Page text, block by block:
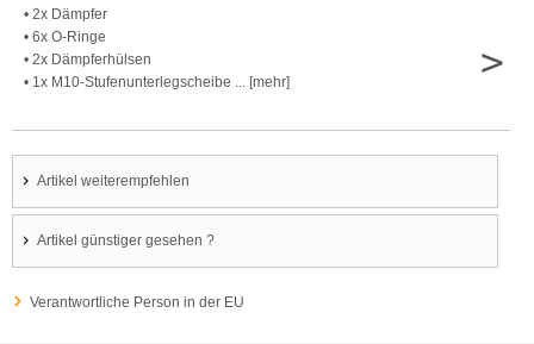
• 2x Dämpfer
• 6x O-Ringe
• 2x Dämpferhülsen
• 1x M10-Stufenunterlegscheibe ... [mehr]
>
Artikel weiterempfehlen
Artikel günstiger gesehen ?
Verantwortliche Person in der EU